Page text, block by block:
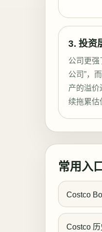
3. 投资
公司更强
公司”，
产的溢价
续拖累估
常用入口
Costco
Costco